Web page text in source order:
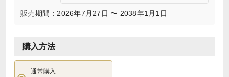
販売期間：2026年7月27日 〜 2038年1月1日
購入方法
通常購入